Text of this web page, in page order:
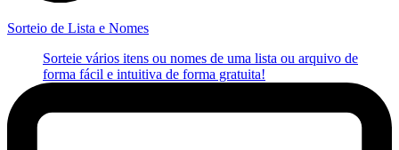
Sorteio de Lista e Nomes
Sorteie vários itens ou nomes de uma lista ou arquivo de
forma fácil e intuitiva de forma gratuita!